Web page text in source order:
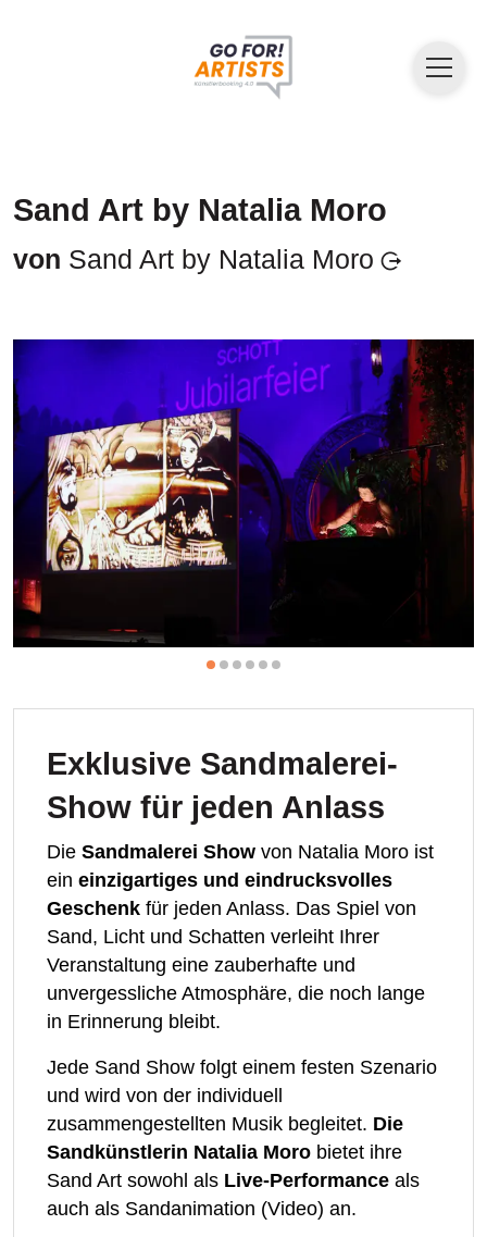
Sand Art by Natalia Moro
von Sand Art by Natalia Moro
Exklusive Sandmalerei-
Show für jeden Anlass
Die Sandmalerei Show von Natalia Moro ist
ein einzigartiges und eindrucksvolles
Geschenk für jeden Anlass. Das Spiel von
Sand, Licht und Schatten verleiht Ihrer
Veranstaltung eine zauberhafte und
unvergessliche Atmosphäre, die noch lange
in Erinnerung bleibt.
Jede Sand Show folgt einem festen Szenario
und wird von der individuell
zusammengestellten Musik begleitet. Die
Sandkünstlerin Natalia Moro bietet ihre
Sand Art sowohl als Live-Performance als
auch als Sandanimation (Video) an.